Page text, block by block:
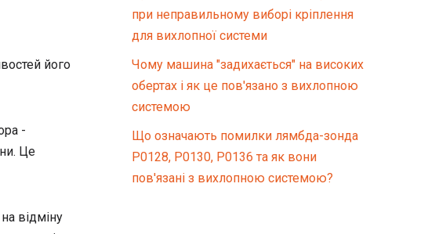
його
-
Це
відміну
при неправильному виборі кріплення
для вихлопної системи
Чому машина "задихається" на високих
обертах і як це пов'язано з вихлопною
системою
Що означають помилки лямбда-зонда
P0128, P0130, P0136 та як вони
пов'язані з вихлопною системою?